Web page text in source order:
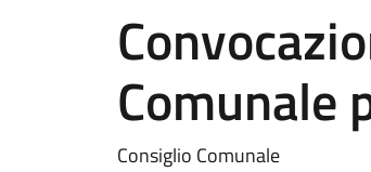
Comunale
Consiglio Comunale